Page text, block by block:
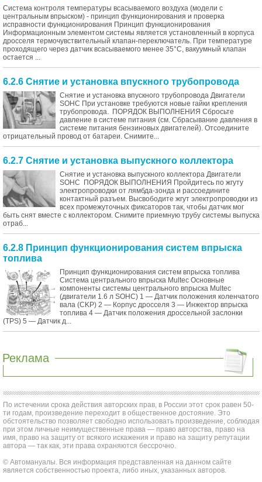
Система контроля температуры всасываемого воздуха (модели с
центральным впрыском) - принцип функционирования и проверка
исправности функционирования Принцип функционирования
Информационным элементом системы является установленный в корпуса
дросселя термочувствительный клапан-переключатель. При температуре
проходящего через датчик всасываемого менее 35°С, вакуумный клапан
остается ...
6.2.6 Снятие и установка впускного трубопровода
Снятие и установка впускного трубопровода Двигатели
SOHC При установке требуются новые гайки крепления
трубопровода. ПОРЯДОК ВЫПОЛНЕНИЯ Сбросьте
давление в системе питания (см. Сбрасывание давления в
системе питания бензиновых двигателей). Отсоедините
отрицательный провод от батареи. Снимите...
6.2.7 Снятие и установка выпускного коллектора
Снятие и установка выпускного коллектора Двигатели
SOHC ПОРЯДОК ВЫПОЛНЕНИЯ Пройдитесь по жгуту
электропроводки от лямбда-зонда и рассоедините
контактный разъем. Высвободите жгут электропроводки из
всех промежуточных фиксаторов так, чтобы датчик мог
быть снят вместе с коллектором. Снимите приемную трубу системы выпуска
отраб...
6.2.8 Принцип функционирования систем впрыска
топлива
Принцип функционирования систем впрыска топлива
Система центрального впрыска Multec Основные
компоненты системы центрального впрыска Multec
(двигатели 1.6 л SOHC) 1 — Датчик положения коленчатого
вала (CKP) 2 — Корпус дросселя 3 — Инжектор впрыска
топлива 4 — Датчик положения дроссельной заслонки
(TPS) 5 — Датчик д...
Реклама
По истечении срока действия авторских прав, в России этот срок равен 50-
ти годам, произведение переходит в общественное достояние. Это
обстоятельство позволяет свободно использовать произведение, соблюдая
при этом личные неимущественные права — право авторства, право на
имя, право на защиту от всякого искажения и право на защиту репутации
автора — так как, эти права охраняются бессрочно.
© Автомануалы. Вся информация представленная на данном сайте
является собственностью проекта, либо иных, указанных авторов.